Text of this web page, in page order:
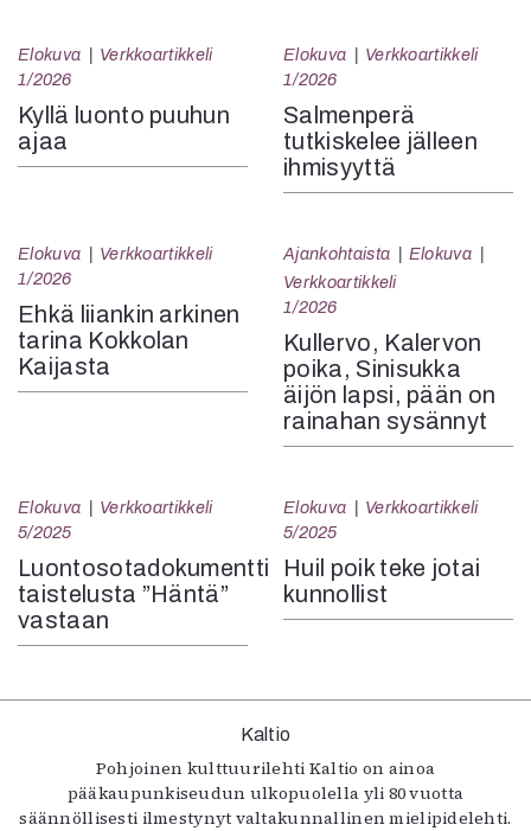
Elokuva
Verkkoartikkeli
1/2026
Kyllä luonto puuhun
ajaa
Elokuva
Verkkoartikkeli
1/2026
Salmenperä
tutkiskelee jälleen
ihmisyyttä
Elokuva
Verkkoartikkeli
1/2026
Ehkä liiankin arkinen
tarina Kokkolan
Kaijasta
Ajankohtaista
Elokuva
Verkkoartikkeli
1/2026
Kullervo, Kalervon
poika, Sinisukka
äijön lapsi, pään on
rainahan sysännyt
Elokuva
Verkkoartikkeli
5/2025
Luontosotadokumentti
taistelusta ”Häntä”
vastaan
Elokuva
Verkkoartikkeli
5/2025
Huil poik teke jotai
kunnollist
Kaltio
Pohjoinen kulttuurilehti Kaltio on ainoa
pääkaupunkiseudun ulkopuolella yli 80 vuotta
säännöllisesti ilmestynyt valtakunnallinen mielipidelehti.